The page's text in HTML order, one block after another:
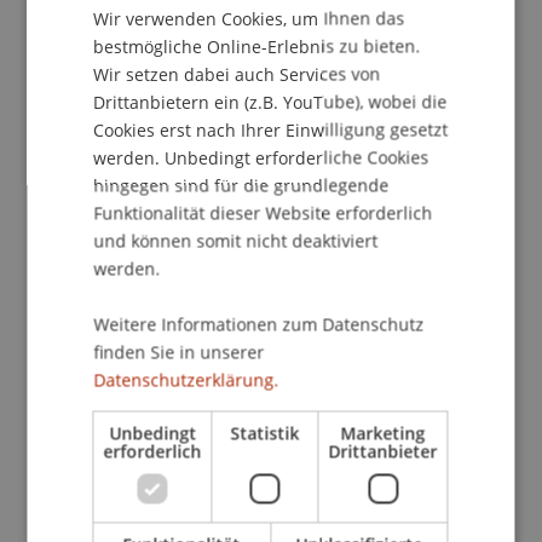
Liechtenstein, Institute of Architecture and
Planning, Vaduz, Liechtenstein.
Publikationsart
Präsentation auf wissenschaftlicher Konferenz
Prof. Dr. Daniel Stockhammer
Beteiligte Einrichtungen
Liechtenstein School of Architecture
Bauerbe und Upcycling
Wir verwenden Cookies, um Ihnen das
bestmögliche Online-Erlebnis zu bieten.
Wir setzen dabei auch Services von
Drittanbietern ein (z.B. YouTube), wobei die
Cookies erst nach Ihrer Einwilligung gesetzt
werden. Unbedingt erforderliche Cookies
hingegen sind für die grundlegende
Funktionalität dieser Website erforderlich
und können somit nicht deaktiviert
werden.
Weitere Informationen zum Datenschutz
finden Sie in unserer
Datenschutzerklärung.
Unbedingt
erforderlich
Statistik Marketing
Drittanbieter